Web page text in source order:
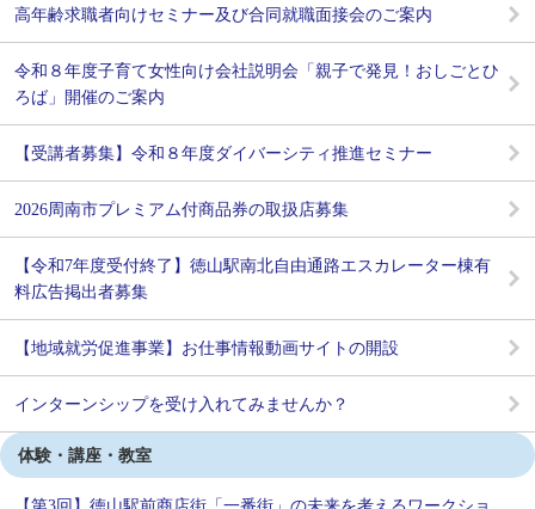
高年齢求職者向けセミナー及び合同就職面接会のご案内
令和８年度子育て女性向け会社説明会「親子で発見！おしごとひ
ろば」開催のご案内
【受講者募集】令和８年度ダイバーシティ推進セミナー
2026周南市プレミアム付商品券の取扱店募集
【令和7年度受付終了】徳山駅南北自由通路エスカレーター棟有
料広告掲出者募集
【地域就労促進事業】お仕事情報動画サイトの開設
インターンシップを受け入れてみませんか？
体験・講座・教室
【第3回】徳山駅前商店街「一番街」の未来を考えるワークショ